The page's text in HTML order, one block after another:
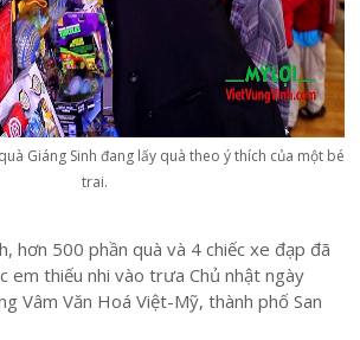
Giáng Sinh đang lấy quà theo ý thích của một bé
trai.
hơn 500 phần quà và 4 chiếc xe đạp đã
em thiếu nhi vào trưa Chủ nhật ngày
Vâm Văn Hoá Việt-Mỹ, thành phố San